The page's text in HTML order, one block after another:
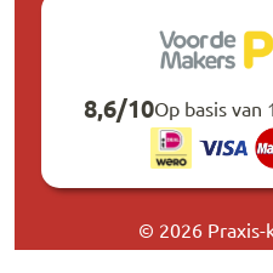
8,6/10Op basis van
© 2026 Praxis-
Algemene